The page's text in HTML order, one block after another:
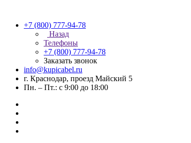
+7 (800) 777-94-78
Назад
Телефоны
+7 (800) 777-94-78
Заказать звонок
info@kupicabel.ru
г. Краснодар, проезд Майский 5
Пн. – Пт.: с 9:00 до 18:00